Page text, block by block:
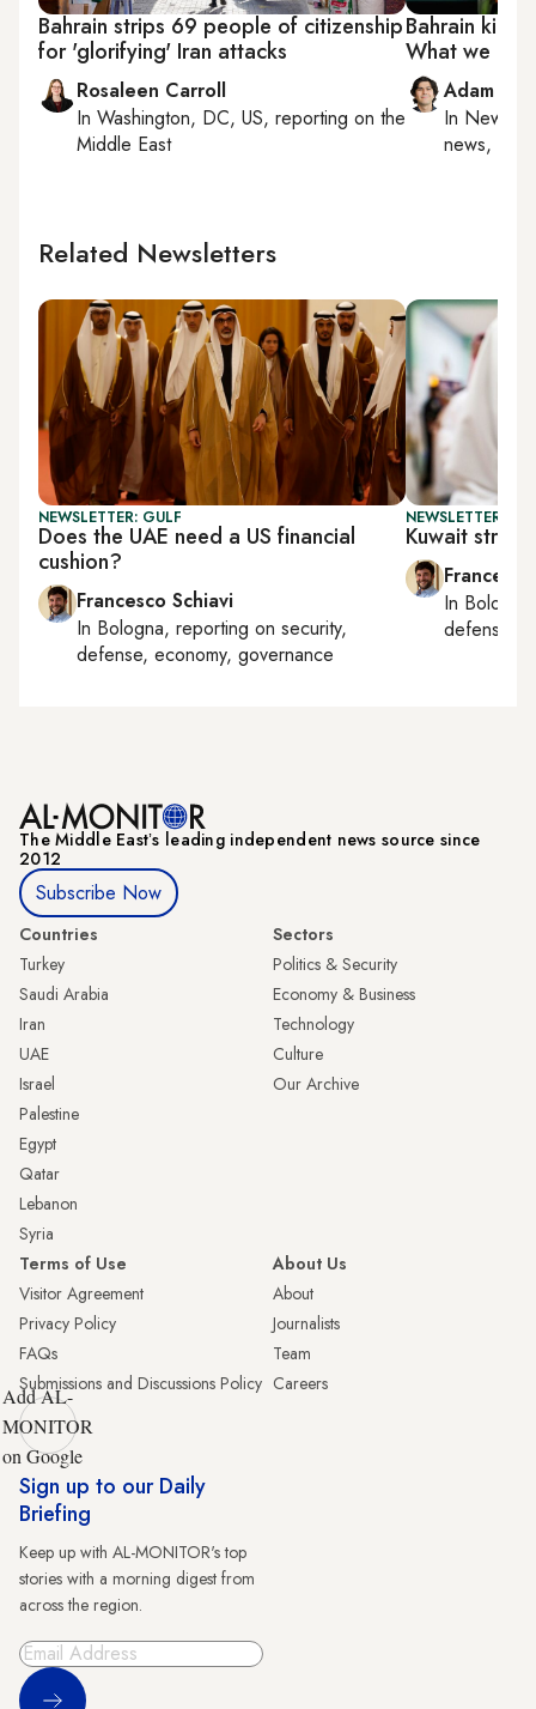
Bahrain strips 69 people of citizenship
for 'glorifying' Iran attacks
Rosaleen Carroll
In Washington, DC, US, reporting on the
Middle East
Bahrain king
What we
Adam
In New
news,
Related Newsletters
NEWSLETTER: GULF
Does the UAE need a US financial
cushion?
Francesco Schiavi
In Bologna, reporting on security,
defense, economy, governance
NEWSLETTER:
Kuwait strips
In Bologna
defense,
The Middle Eastʼs leading independent news source since
2012
Subscribe Now
Countries
Turkey
Saudi Arabia
Iran
UAE
Israel
Palestine
Egypt
Qatar
Lebanon
Syria
Sectors
Politics & Security
Economy & Business
Technology
Culture
Our Archive
Terms of Use
Visitor Agreement
Privacy Policy
FAQs
Submissions and Discussions Policy
About Us
About
Journalists
Team
Careers
Add AL-
MONITOR
on Google
Sign up to our Daily
Briefing
Keep up with AL-MONITOR's top
stories with a morning digest from
across the region.
Sign Up